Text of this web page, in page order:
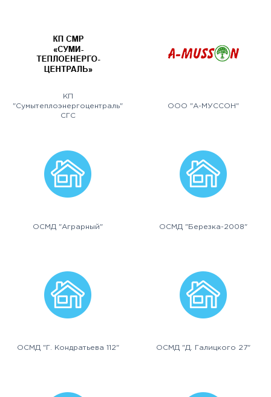
КП
"Сумытеплоэнергоцентраль"
СГС
ООО "А-МУССОН"
ОСМД "Аграрный" ОСМД "Березка-2008"
ОСМД "Г. Кондратьева 112" ОСМД "Д. Галицкого 27"